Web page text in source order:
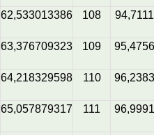
62,533013386 108
63,376709323 109
64,218329598 110
65,057879317 111